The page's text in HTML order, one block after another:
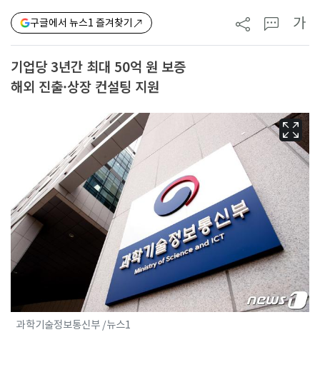
구글에서 뉴스1 즐겨찾기 가
기업당 3년간 최대 50억 원 보증
해외 진출·상장 컨설팅 지원
과학기술정보통신부 /뉴스1